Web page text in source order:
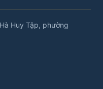
Huy Tập, phường